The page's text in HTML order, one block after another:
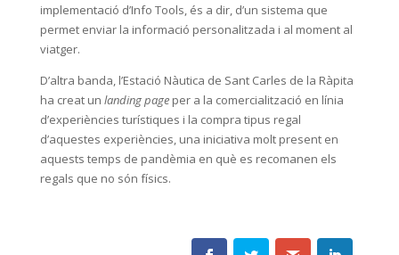
implementació d’Info Tools, és a dir, d’un sistema que
permet enviar la informació personalitzada i al moment al
viatger.
D’altra banda, l’Estació Nàutica de Sant Carles de la Ràpita
ha creat un landing pageper a la comercialització en línia
d’experiències turístiques i la compra tipus regal
d’aquestes experiències, una iniciativa molt present en
aquests temps de pandèmia en què es recomanen els
regals que no són físics.